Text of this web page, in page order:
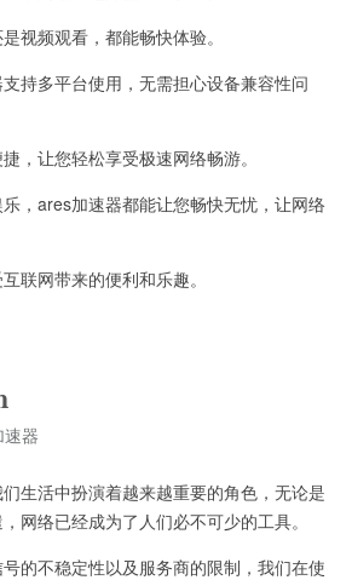
频观看，都能畅快体验。
多平台使用，无需担心设备兼容性问
让您轻松享受极速网络畅游。
ares加速器都能让您畅快无忧，让网络
网带来的便利和乐趣。
器
活中扮演着越来越重要的角色，无论是
网络已经成为了人们必不可少的工具。
不稳定性以及服务商的限制，我们在使